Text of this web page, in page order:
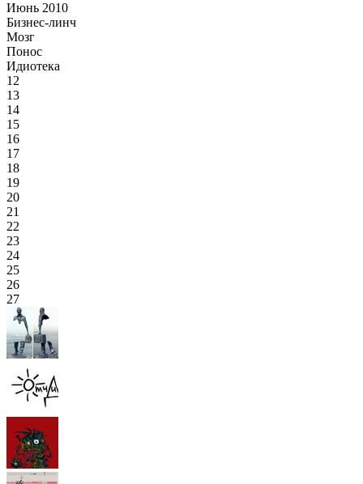
Июнь 2010
Бизнес-линч
Мозг
Понос
Идиотека
12
13
14
15
16
17
18
19
20
21
22
23
24
25
26
27